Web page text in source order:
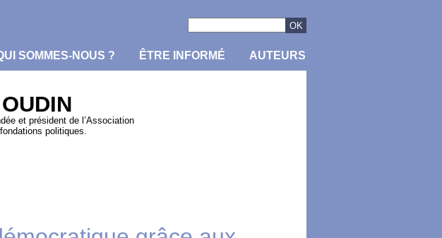
SOMMES-NOUS ? ÊTRE INFORMÉ AUTEURS
et président de l’Association
politiques.